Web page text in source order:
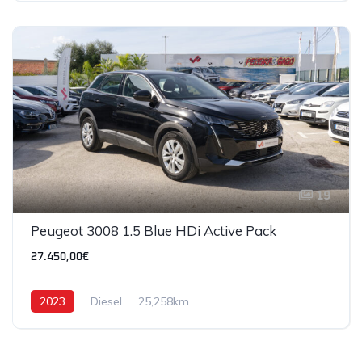
19
Peugeot 3008 1.5 Blue HDi Active Pack
27.450,00€
2023 Diesel 25,258km